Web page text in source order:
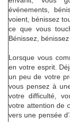
événements,
voient, bénissez
ce que vous
Bénissez,
Lorsque vous
en votre esprit.
un peu de votre
vous pensez à
votre difficulté,
votre attention de
vers une pensée